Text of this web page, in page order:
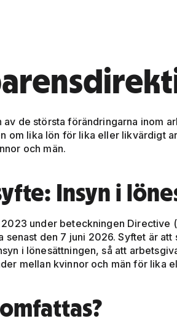
de största förändringarna inom
om lika lön för lika eller likvärdigt
och män.
Insyn i
under beteckningen Directive
senast den 7 juni 2026. Syftet är
i lönesättningen, så att
mellan kvinnor och män för lika